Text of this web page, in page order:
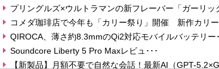
プリングルズ×ウルトラマンの新フレーバー「ガーリッ
コメダ珈琲店で今年も「カリー祭り」開催 新作カリー
QIROCA、薄さ約8.3mmのQi2対応モバイルバッテリー
Soundcore Liberty 5 Pro Maxレビュ･･･
【新製品】月額不要で自然な会話！最新AI（GPT-